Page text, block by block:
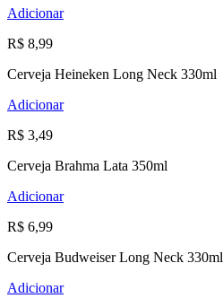
Adicionar
R$ 8,99
Cerveja Heineken Long Neck 330ml
Adicionar
R$ 3,49
Cerveja Brahma Lata 350ml
Adicionar
R$ 6,99
Cerveja Budweiser Long Neck 330ml
Adicionar